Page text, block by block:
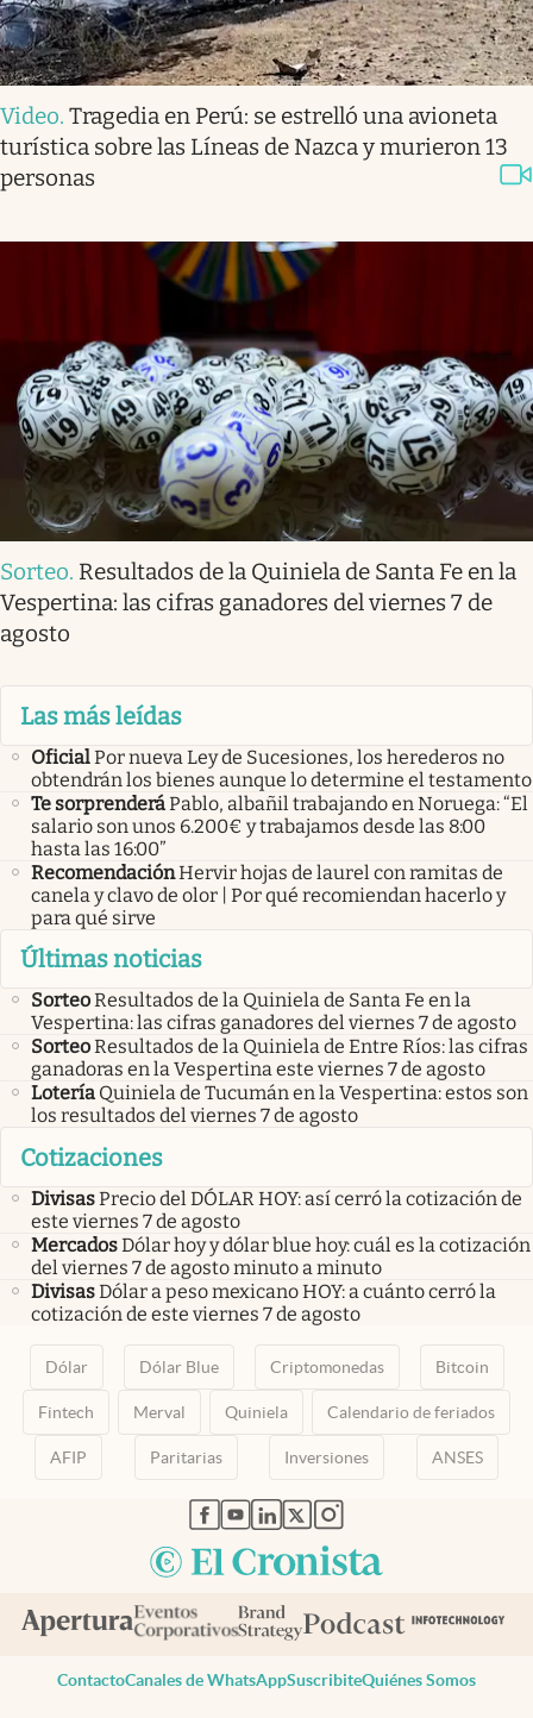
Video. Tragedia en Perú: se estrelló una avioneta
turística sobre las Líneas de Nazca y murieron 13
personas
Sorteo. Resultados de la Quiniela de Santa Fe en la
Vespertina: las cifras ganadores del viernes 7 de
agosto
Las más leídas
OficialPor nueva Ley de Sucesiones, los herederos no
obtendrán los bienes aunque lo determine el testamento
Te sorprenderáPablo, albañil trabajando en Noruega: “El
salario son unos 6.200€ y trabajamos desde las 8:00
hasta las 16:00”
RecomendaciónHervir hojas de laurel con ramitas de
canela y clavo de olor | Por qué recomiendan hacerlo y
para qué sirve
Últimas noticias
SorteoResultados de la Quiniela de Santa Fe en la
Vespertina: las cifras ganadores del viernes 7 de agosto
SorteoResultados de la Quiniela de Entre Ríos: las cifras
ganadoras en la Vespertina este viernes 7 de agosto
Lotería Quiniela de Tucumán en la Vespertina: estos son
los resultados del viernes 7 de agosto
Cotizaciones
DivisasPrecio del DÓLAR HOY: así cerró la cotización de
este viernes 7 de agosto
MercadosDólar hoy y dólar blue hoy: cuál es la cotización
del viernes 7 de agosto minuto a minuto
DivisasDólar a peso mexicano HOY: a cuánto cerró la
cotización de este viernes 7 de agosto
Dólar Dólar Blue Criptomonedas Bitcoin
Fintech Merval Quiniela Calendario de feriados
AFIP Paritarias Inversiones ANSES
abre en nueva pestaña
abre en nueva pestaña
abre en nueva pestaña
abre en nueva pestaña
abre en nueva pestaña
ContactoCanales de WhatsAppSuscribiteQuiénes Somos